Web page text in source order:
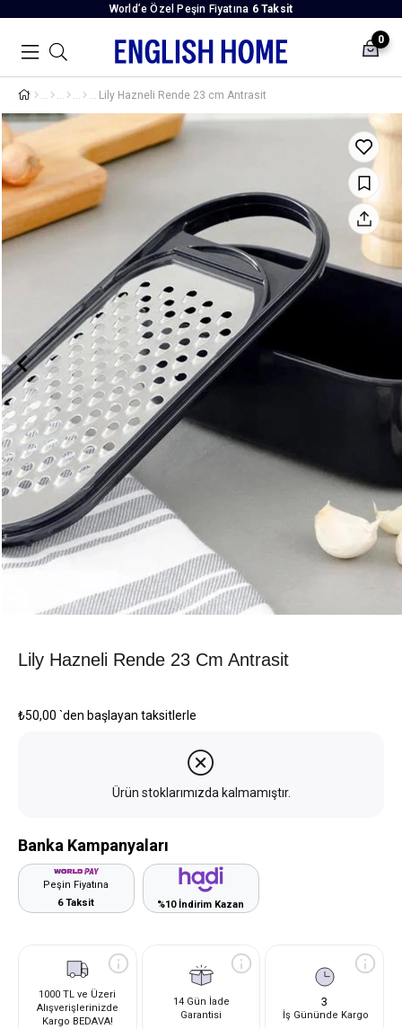
World’e Özel Peşin Fiyatına 6 Taksit
0
Lily Hazneli Rende 23 cm Antrasit
Lily Hazneli Rende 23 Cm Antrasit
₺50,00 `den başlayan taksitlerle
Ürün stoklarımızda kalmamıştır.
Banka Kampanyaları
Peşin Fiyatına
6 Taksit
%10 İndirim Kazan
1000 TL ve Üzeri
Alışverişlerinizde
Kargo BEDAVA!
14 Gün İade
Garantisi
3
İş Gününde Kargo